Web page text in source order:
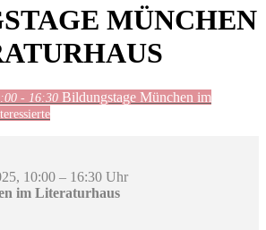
MÜNCHEN
- 16:30 Bildungstage München im
10:00 – 16:30 Uhr
im Literaturhaus